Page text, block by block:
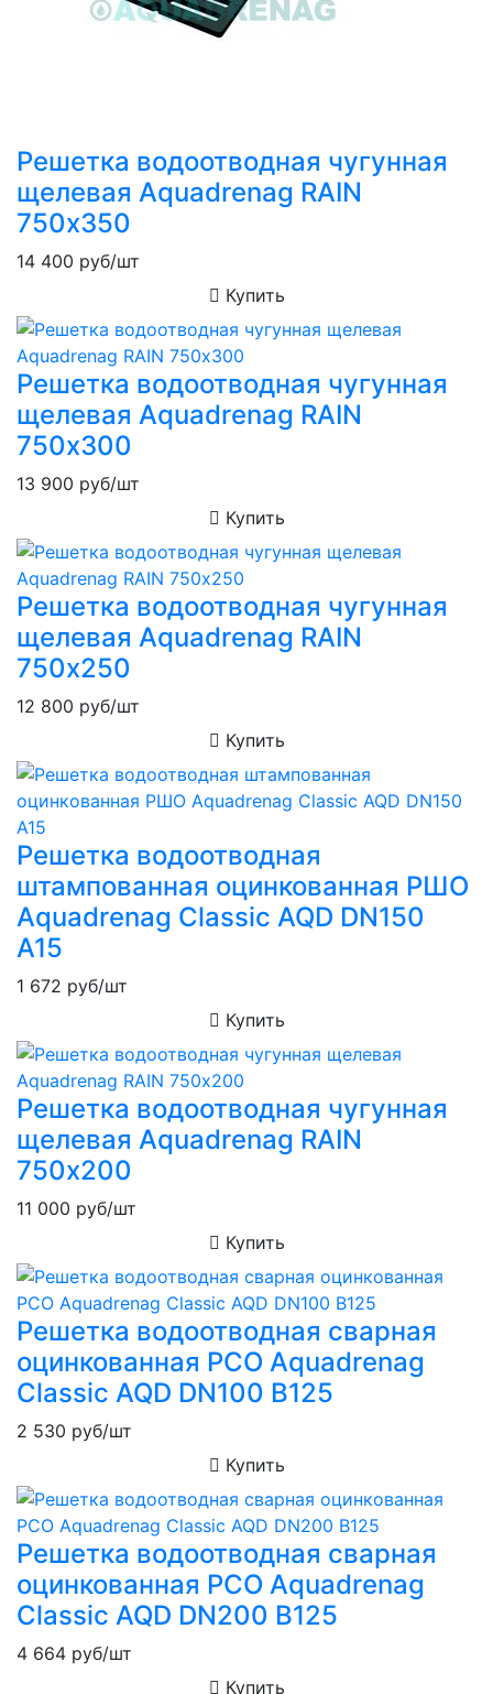
Решетка водоотводная чугунная
щелевая Aquadrenag RAIN
750х350
14 400 руб/шт
Купить
Решетка водоотводная чугунная
щелевая Aquadrenag RAIN
750х300
13 900 руб/шт
Купить
Решетка водоотводная чугунная
щелевая Aquadrenag RAIN
750х250
12 800 руб/шт
Купить
Решетка водоотводная
штампованная оцинкованная РШО
Aquadrenag Classic AQD DN150
A15
1 672 руб/шт
Купить
Решетка водоотводная чугунная
щелевая Aquadrenag RAIN
750х200
11 000 руб/шт
Купить
Решетка водоотводная сварная
оцинкованная РСО Aquadrenag
Classic AQD DN100 В125
2 530 руб/шт
Купить
Решетка водоотводная сварная
оцинкованная РСО Aquadrenag
Classic AQD DN200 B125
4 664 руб/шт
Купить